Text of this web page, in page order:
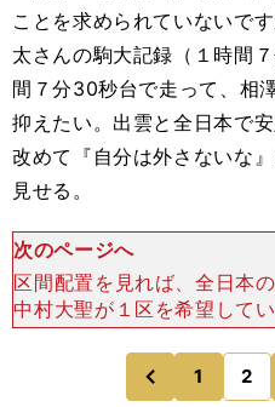
ことを求められていないで
太さんの駒大記録（１時間
間７分30秒台で走って、相
抑えたい。出雲と全日本で
改めて『自分は外さないな
見せる。
次のページへ
区間配置を見れば、全日本
中村大聖が１区を希望して
手を起用して、山下、田澤
のが、大八木監督が往路優
いるところ
前
1 2のページへ